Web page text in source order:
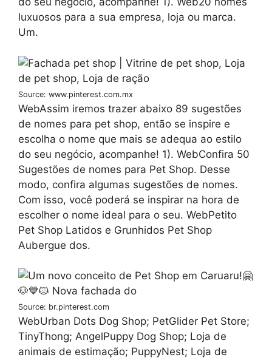
luxuosos para a sua empresa, loja ou marca.
Um.
Source: www.pinterest.com.mx
WebAssim iremos trazer abaixo 89 sugestões
de nomes para pet shop, então se inspire e
escolha o nome que mais se adequa ao estilo
do seu negócio, acompanhe! 1). WebConfira 50
Sugestões de nomes para Pet Shop. Desse
modo, confira algumas sugestões de nomes.
Com isso, você poderá se inspirar na hora de
escolher o nome ideal para o seu. WebPetito
Pet Shop Latidos e Grunhidos Pet Shop
Aubergue dos.
Source: br.pinterest.com
WebUrban Dots Dog Shop; PetGlider Pet Store;
TinyThong; AngelPuppy Dog Shop; Loja de
animais de estimação; PuppyNest; Loja de